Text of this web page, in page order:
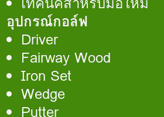
อุปกรณ์กอล์ฟ
Driver
Fairway Wood
Iron Set
Wedge
Putter